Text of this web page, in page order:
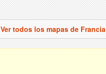
Ver todos los mapas de Francia